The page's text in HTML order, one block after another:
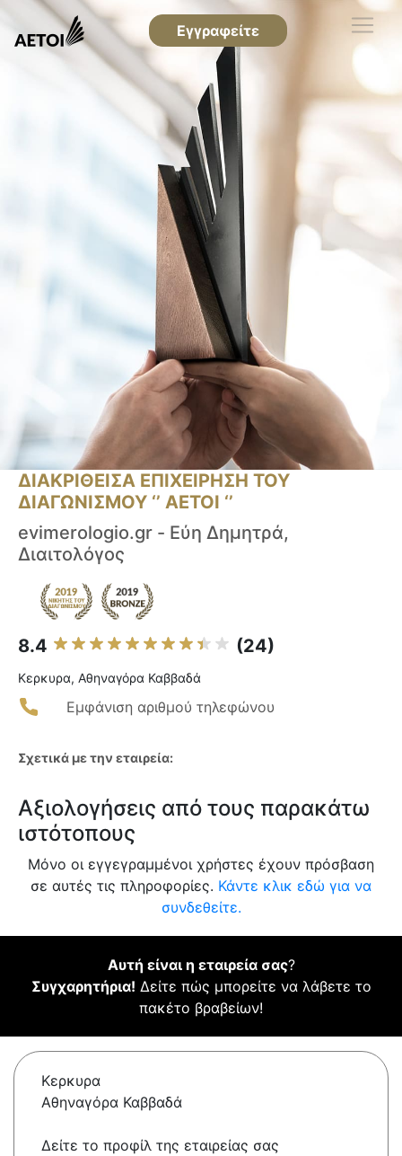
Εγγραφείτε
ΔΙΑΚΡΙΘΕΙΣΑ ΕΠΙΧΕΙΡΗΣΗ ΤΟΥ
ΔΙΑΓΩΝΙΣΜΟΥ ‘’ ΑΕΤΟΙ ‘’
evimerologio.gr - Εύη Δημητρά,
Διαιτολόγος
8.4 (24)
Κερκυρα, Αθηναγόρα Καββαδά
Εμφάνιση αριθμού τηλεφώνου
Σχετικά με την εταιρεία:
Αξιολογήσεις από τους παρακάτω
ιστότοπους
Μόνο οι εγγεγραμμένοι χρήστες έχουν πρόσβαση
σε αυτές τις πληροφορίες. Κάντε κλικ εδώ για να
συνδεθείτε.
Αυτή είναι η εταιρεία σας?
Συγχαρητήρια! Δείτε πώς μπορείτε να λάβετε το
πακέτο βραβείων!
Κερκυρα
Αθηναγόρα Καββαδά
Δείτε το προφίλ της εταιρείας σας